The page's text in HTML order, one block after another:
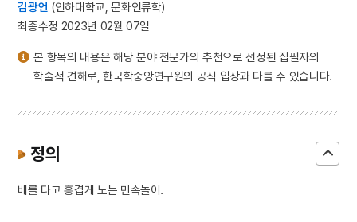
김광언 (인하대학교, 문화인류학)
최종수정 2023년 02월 07일
본 항목의 내용은 해당 분야 전문가의 추천으로 선정된 집필자의
학술적 견해로, 한국학중앙연구원의 공식 입장과 다를 수 있습니다.
정의
배를 타고 흥겹게 노는 민속놀이.